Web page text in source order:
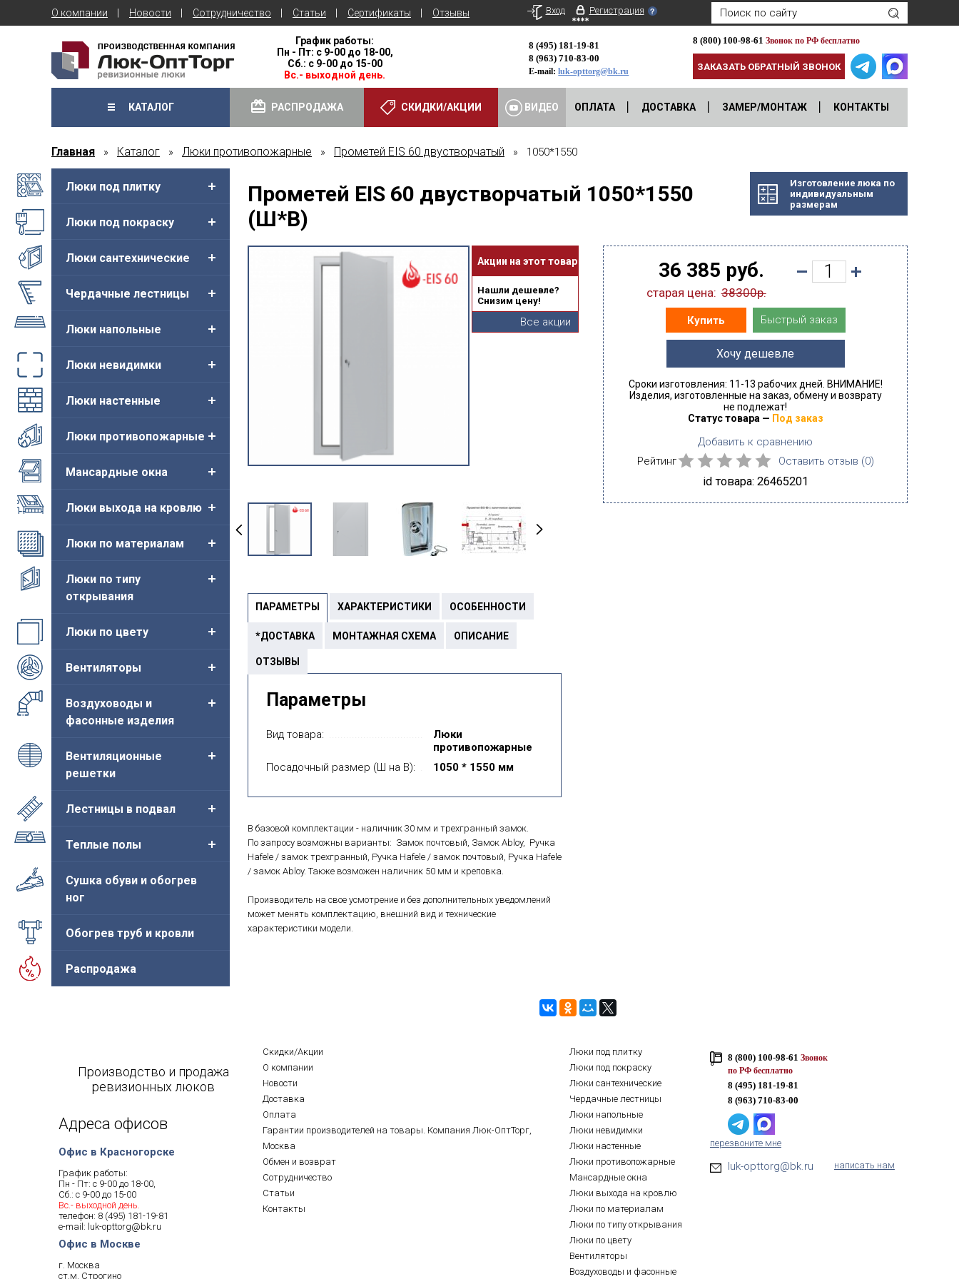
О компании Новости Сотрудничество Статьи Сертификаты Отзывы Вход Регистрация
График работы:
Пн - Пт: с 9-00 до 18-00,
Сб.: с 9-00 до 15-00
Вс.- выходной день.
8 (495) 181-19-81
8 (963) 710-83-00
E-mail:luk-opttorg@bk.ru
8 (800) 100-98-61 Звонок по РФ бесплатно
ЗАКАЗАТЬ ОБРАТНЫЙ ЗВОНОК
КАТАЛОГ РАСПРОДАЖА СКИДКИ/АКЦИИ ВИДЕО ОПЛАТА ДОСТАВКА ЗАМЕР/МОНТАЖ КОНТАКТЫ
Главная » Каталог » Люки противопожарные » Прометей EIS 60 двустворчатый » 1050*1550
Люки под плитку
Люки под покраску
Люки сантехнические
Чердачные лестницы
Люки напольные
Люки невидимки
Люки настенные
Люки противопожарные
Мансардные окна
Люки выхода на кровлю
Люки по материалам
Люки по типу
открывания
Люки по цвету
Вентиляторы
Воздуховоды и
фасонные изделия
Вентиляционные
решетки
Лестницы в подвал
Теплые полы
Сушка обуви и обогрев
ног
Обогрев труб и кровли
Распродажа
Изготовление люка по
индивидуальным
размерам
Прометей EIS 60 двустворчатый 1050*1550
(Ш*В)
ПАРАМЕТРЫ ХАРАКТЕРИСТИКИ ОСОБЕННОСТИ
*ДОСТАВКА МОНТАЖНАЯ СХЕМА ОПИСАНИЕ
ОТЗЫВЫ
Параметры
Вид товара:
Люки
противопожарные
Посадочный размер (Ш на В):
1050 * 1550 мм
В базовой комплектации - наличник 30 мм и трехгранный замок.
По запросу возможны варианты: Замок почтовый, Замок Abloy, Ручка
Hafele / замок трехгранный, Ручка Hafele / замок почтовый, Ручка Hafele
/ замок Abloy. Также возможен наличник 50 мм и креповка.
Производитель на свое усмотрение и без дополнительных уведомлений
может менять комплектацию, внешний вид и технические
характеристики модели.
Акции на этот товар
Нашли дешевле?
Снизим цену!
Все акции
36 385 руб.
старая цена: 38300р.
Купить Быстрый заказ
Хочу дешевле
Сроки изготовления: 11-13 рабочих дней. ВНИМАНИЕ!
Изделия, изготовленные на заказ, обмену и возврату
не подлежат!
Статус товара — Под заказ
Добавить к сравнению
Рейтинг
Оставить отзыв (0)
id товара: 26465201
Производство и продажа
ревизионных люков
Адреса офисов
Офис в Красногорске
График работы:
Пн - Пт: с 9-00 до 18-00,
Сб.: с 9-00 до 15-00
Вс.- выходной день.
телефон: 8 (495) 181-19-81
e-mail: luk-opttorg@bk.ru
Офис в Москве
г. Москва
ст.м. Строгино
Скидки/Акции
О компании
Новости
Доставка
Оплата
Гарантии производителей на товары. Компания Люк-ОптТорг,
Москва
Обмен и возврат
Сотрудничество
Статьи
Контакты
Люки под плитку
Люки под покраску
Люки сантехнические
Чердачные лестницы
Люки напольные
Люки невидимки
Люки настенные
Люки противопожарные
Мансардные окна
Люки выхода на кровлю
Люки по материалам
Люки по типу открывания
Люки по цвету
Вентиляторы
Воздуховоды и фасонные
8 (800) 100-98-61 Звонок
по РФ бесплатно
8 (495) 181-19-81
8 (963) 710-83-00
перезвоните мне
luk-opttorg@bk.ru написать нам